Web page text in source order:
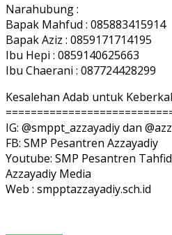
Narahubung :
Bapak Mahfud : 085883415914
Bapak Aziz : 0859171714195
Ibu Hepi : 0859140625663
Ibu Chaerani : 087724428299
Kesalehan Adab untuk
IG: @smppt_azzayadiy dan
FB: SMP Pesantren Azzayadiy
Youtube: SMP Pesantren
Azzayadiy Media
Web : smpptazzayadiy.sch.id